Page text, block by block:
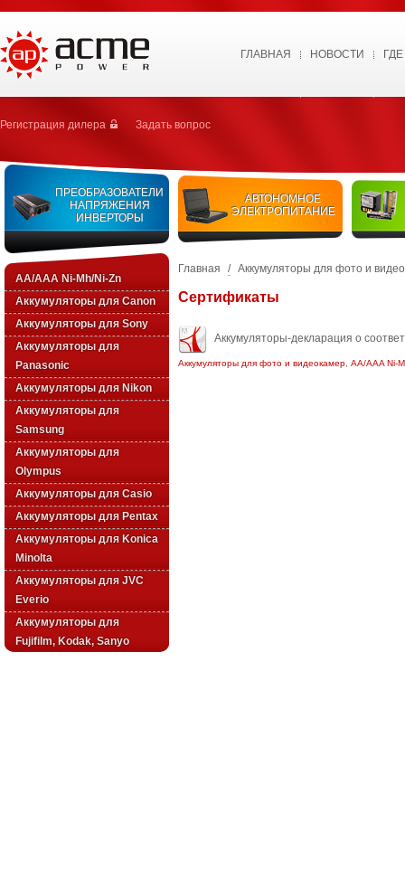
ГЛАВНАЯ НОВОСТИ
Регистрация дилера Задать вопрос
ПРЕОБРАЗОВАТЕЛИ
НАПРЯЖЕНИЯ
ИНВЕРТОРЫ
АВТОНОМНОЕ
ЭЛЕКТРОПИТАНИЕ
AA/AAA Ni-Mh/Ni-Zn
Аккумуляторы для Canon
Аккумуляторы для Sony
Аккумуляторы для
Panasonic
Аккумуляторы для Nikon
Аккумуляторы для
Samsung
Аккумуляторы для
Olympus
Аккумуляторы для Casio
Аккумуляторы для Pentax
Аккумуляторы для Konica
Minolta
Аккумуляторы для JVC
Everio
Аккумуляторы для
Fujifilm, Kodak, Sanyo
Главная / Аккумуляторы для фото и
Сертификаты
Аккумуляторы-декларация о
Аккумуляторы для фото и видеокамер, AA/AAA Ni-